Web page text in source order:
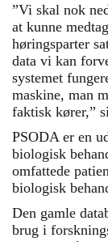
”Vi skal nok
at kunne
høringsparter
data vi kan
systemet
maskine, man
faktisk kører,”
PSODA er en
biologisk
omfattede
biologisk
Den gamle
brug i